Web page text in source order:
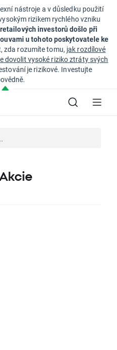
nástroje a v důsledku použití
rizikem rychlého vzniku
retailových investorů došlo při
u tohoto poskytovatele ke
zda rozumíte tomu, jak rozdílové
dovolit vysoké riziko ztráty svých
je rizikové. Investujte